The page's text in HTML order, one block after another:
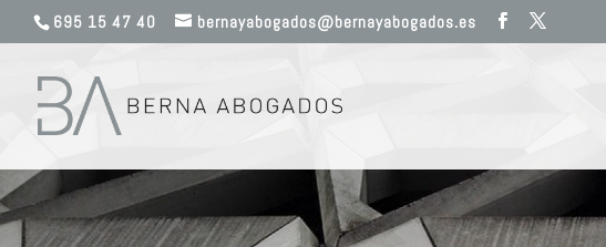
695 15 47 40 bernayabogados@bernayabogados.es